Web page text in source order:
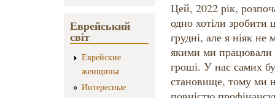
Еврейський
світ
Еврейские
женщины
Интересные
Цей, 2022 рік,
одно хотіли
грудні, але я ніяк не
якими ми
гроші. У нас самих
становище, тому ми